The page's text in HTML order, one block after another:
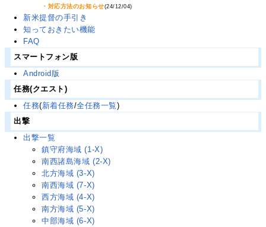
・対応方法のお知らせ(24/12/04)
新米提督の手引き
知っておきたい機能
FAQ
スマートフォン版
Android版
任務(クエスト)
任務(新着任務/全任務一覧)
出撃
出撃一覧
鎮守府海域 (1-X)
南西諸島海域 (2-X)
北方海域 (3-X)
南西海域 (7-X)
西方海域 (4-X)
南方海域 (5-X)
中部海域 (6-X)